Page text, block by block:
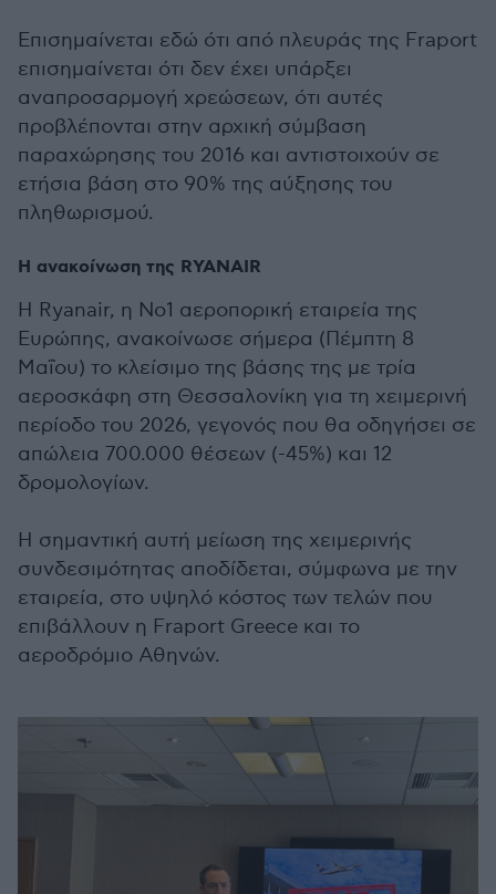
Επισημαίνεται εδώ ότι από πλευράς της Fraport
επισημαίνεται ότι δεν έχει υπάρξει
αναπροσαρμογή χρεώσεων, ότι αυτές
προβλέπονται στην αρχική σύμβαση
παραχώρησης του 2016 και αντιστοιχούν σε
ετήσια βάση στο 90% της αύξησης του
πληθωρισμού.
Η ανακοίνωση της RYANAIR
Η Ryanair, η Νο1 αεροπορική εταιρεία της
Ευρώπης, ανακοίνωσε σήμερα (Πέμπτη 8
Μαΐου) το κλείσιμο της βάσης της με τρία
αεροσκάφη στη Θεσσαλονίκη για τη χειμερινή
περίοδο του 2026, γεγονός που θα οδηγήσει σε
απώλεια 700.000 θέσεων (-45%) και 12
δρομολογίων.
Η σημαντική αυτή μείωση της χειμερινής
συνδεσιμότητας αποδίδεται, σύμφωνα με την
εταιρεία, στο υψηλό κόστος των τελών που
επιβάλλουν η Fraport Greece και το
αεροδρόμιο Αθηνών.